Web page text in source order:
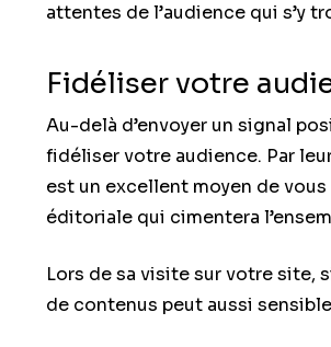
attentes de l’audience qui s’y
Fidéliser votre
Au-delà d’envoyer un signal
fidéliser votre audience. Par
est un excellent moyen de
éditoriale qui cimentera
Lors de sa visite sur votre site,
de contenus peut aussi